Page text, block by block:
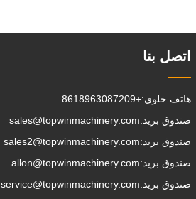
التي تختار القيام بها.يمكن
اتصل بنا
هاتف خلوي:+8618963087209
صندوق بريد:sales@topwinmachinery.com
صندوق بريد:sales2@topwinmachinery.com
صندوق بريد:allon@topwinmachinery.com
صندوق بريد:service@topwinmachinery.com